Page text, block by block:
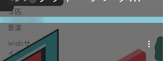
保護猫
３匹
音楽
Webサ
イト
ト完全解説